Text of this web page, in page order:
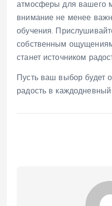
атмосферы для вашего
внимание не менее
обучения.
собственным
станет источником
Пусть ваш выбор будет
радость в